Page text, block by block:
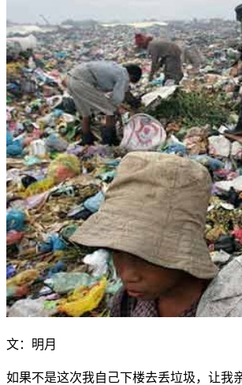
文：明月
如果不是这次我自己下楼去丢垃圾，让我